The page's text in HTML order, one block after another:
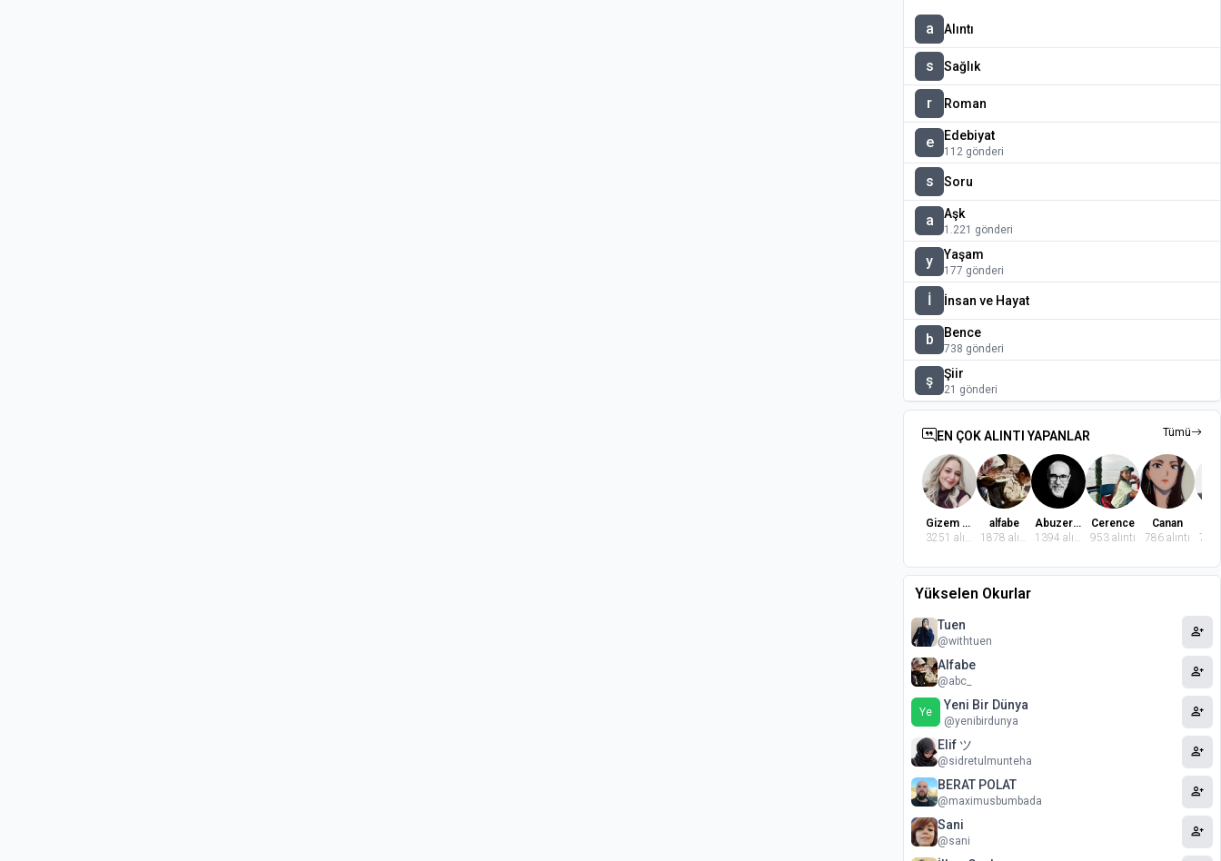
a Alıntı
s Sağlık
r Roman
e Edebiyat
112 gönderi
s Soru
a Aşk
1.221 gönderi
y Yaşam
177 gönderi
İ İnsan ve Hayat
b Bence
738 gönderi
ş Şiir
21 gönderi
EN ÇOK ALINTI YAPANLAR Tümü
Gizem Dindaroğlu
3251 alıntı
alfabe
1878 alıntı
Abuzer Badem
1394 alıntı
Cerence
953 alıntı
Canan
786 alıntı
764
Yükselen Okurlar
Tuen
@withtuen person_add
Alfabe
@abc_ person_add
Ye Yeni Bir Dünya
@yenibirdunya person_add
Elif ツ
@sidretulmunteha person_add
BERAT POLAT
@maximusbumbada person_add
Sani
@sani person_add